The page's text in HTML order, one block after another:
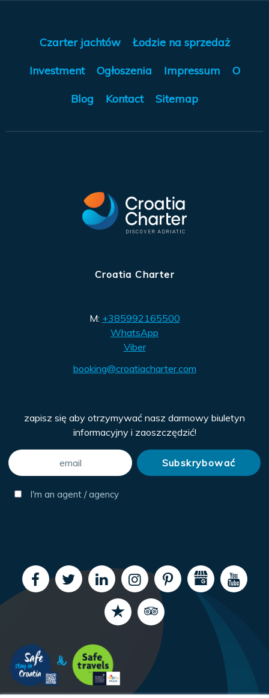
Czarter jachtów Łodzie na sprzedaż
Investment Ogłoszenia Impressum O
Blog Kontact Sitemap
Croatia Charter
M: +385992165500
WhatsApp
Viber
booking@croatiacharter.com
zapisz się aby otrzymywać nasz darmowy biuletyn
informacyjny i zaoszczędzić!
I'm an agent / agency